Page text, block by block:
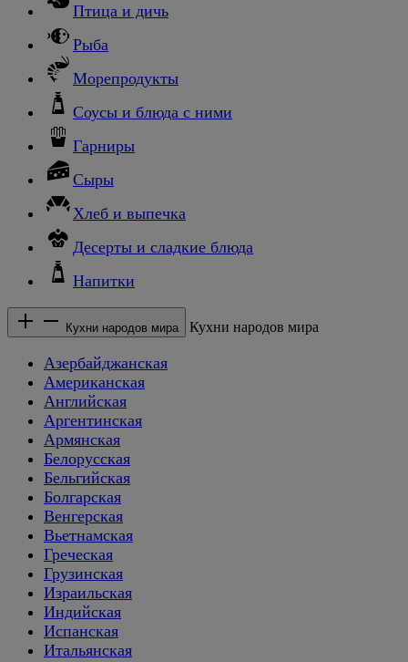
Птица и дичь
Рыба
Морепродукты
Соусы и блюда с ними
Гарниры
Сыры
Хлеб и выпечка
Десерты и сладкие блюда
Напитки
Кухни народов мира Кухни народов мира
Азербайджанская
Американская
Английская
Аргентинская
Армянская
Белорусская
Бельгийская
Болгарская
Венгерская
Вьетнамская
Греческая
Грузинская
Израильская
Индийская
Испанская
Итальянская